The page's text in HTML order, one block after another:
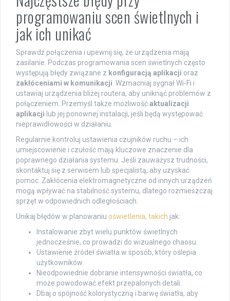
programowaniu scen świetlnych i
jak ich unikać
Sprawdź połączenia i upewnij się, że urządzenia mają
zasilanie. Podczas programowania scen świetlnych często
występują błędy związane z konfiguracją aplikacji oraz
zakłóceniami w komunikacji . Wzmacniaj sygnał Wi-Fi i
ustawiaj urządzenia bliżej routera, aby uniknąć problemów z
połączeniem. Przemyśl także możliwośćaktualizacji
aplikacji lub jej ponownej instalacji, jeśli będą występować
nieprawidłowości w działaniu.
Regularnie kontroluj ustawienia czujników ruchu – ich
umiejscowienie i czułość mają kluczowe znaczenie dla
poprawnego działania systemu. Jeśli zauważysz trudności,
skontaktuj się z serwisem lub specjalistą, aby uzyskać
pomoc. Zakłócenia elektromagnetyczne od innych urządzeń
mogą wpływać na stabilność systemu, dlatego rozmieszczaj
sprzęt w odpowiednich odległościach.
Unikaj błędów w planowaniu oświetlenia, takich jak:
Instalowanie zbyt wielu punktów świetlnych
jednocześnie, co prowadzi do wizualnego chaosu.
Ustawienie źródeł światła w sposób, który oślepia
użytkowników.
Nieodpowiednie dobranie intensywności światła, co
może powodować efekt przepalonych detali.
Dbaj o spójność kolorystyczną i barwę światła, aby